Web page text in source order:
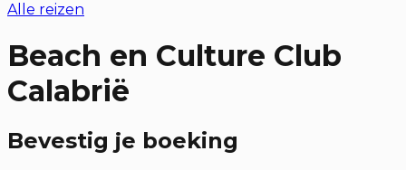
Alle reizen
Beach en Culture Club
Calabrië
Bevestig je boeking